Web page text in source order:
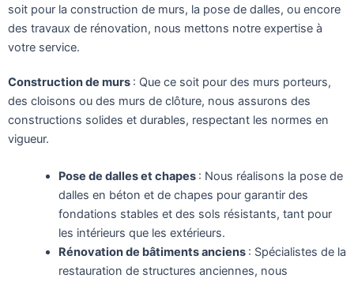
soit pour la construction de murs, la pose de dalles, ou encore
des travaux de rénovation, nous mettons notre expertise à
votre service.
Construction de murs : Que ce soit pour des murs porteurs,
des cloisons ou des murs de clôture, nous assurons des
constructions solides et durables, respectant les normes en
vigueur.
Pose de dalles et chapes : Nous réalisons la pose de
dalles en béton et de chapes pour garantir des
fondations stables et des sols résistants, tant pour
les intérieurs que les extérieurs.
Rénovation de bâtiments anciens : Spécialistes de la
restauration de structures anciennes, nous